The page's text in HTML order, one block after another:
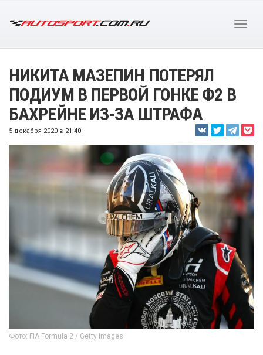
НИКИТА МАЗЕПИН ПОТЕРЯЛ
ПОДИУМ В ПЕРВОЙ ГОНКЕ Ф2 В
БАХРЕЙНЕ ИЗ-ЗА ШТРАФА
5 декабря 2020 в 21:40
Фото: FIA Formula 2 / Getty Images